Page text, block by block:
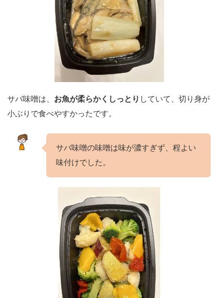
サバ味噌は、 お魚が柔らかくしっとり していて、切り身が
小ぶりで食べやすかったです。
サバ味噌の味噌は味が濃すぎず、程よい
味付けでした。